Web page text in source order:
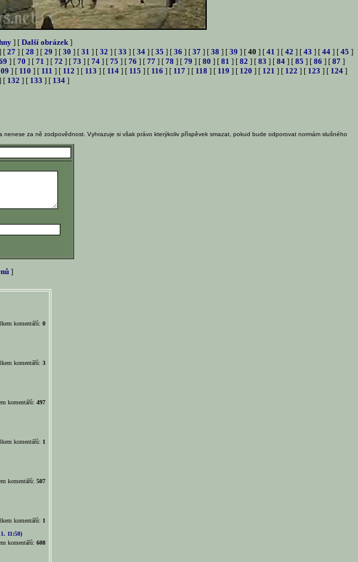
] [ Další obrázek ]
[27 ] [ 28 ] [ 29 ] [ 30 ] [ 31 ] [ 32 ] [ 33 ] [ 34 ] [ 35 ] [ 36 ] [ 37 ] [ 38 ] [ 39 ] [ 40 ] [ 41 ] [ 42 ] [ 43 ] [ 44 ] [ 45 ]
] [ 70 ] [ 71 ] [ 72 ] [ 73 ] [ 74] [ 75 ] [ 76 ] [ 77] [ 78 ] [ 79 ] [ 80 ] [ 81 ] [ 82 ] [ 83 ] [ 84] [ 85 ] [ 86 ] [ 87]
] [ 110 ] [ 111 ] [ 112 ] [ 113 ] [ 114 ] [ 115 ] [ 116 ] [ 117 ] [ 118 ] [ 119 ] [ 120 ] [ 121 ] [ 122 ] [ 123 ] [ 124 ]
[ 132 ] [ 133 ] [ 134]
za ně zodpovědnost. Vyhrazuje si však právo kterýkoliv příspěvek smazat, pokud bude odporovat normám slušného
]
komentářů: 0
komentářů: 3
komentářů: 497
komentářů: 1
komentářů: 507
komentářů: 1
11:58)
komentářů: 608